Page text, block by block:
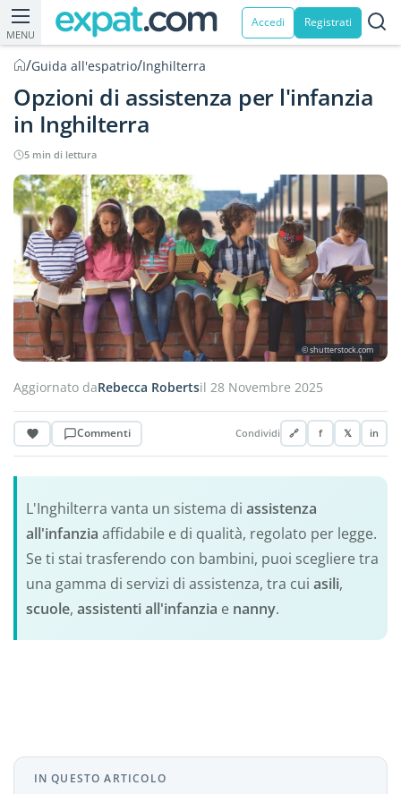
MENU
Accedi Registrati
/Guida all'espatrio/Inghilterra
Opzioni di assistenza per l'infanzia
in Inghilterra
5 min di lettura
© shutterstock.com
Aggiornato daRebecca Robertsil 28 Novembre 2025
Commenti Condividi 🔗 f 𝕏 in
L'Inghilterra vanta un sistema di assistenza
all'infanzia affidabile e di qualità, regolato per legge.
Se ti stai trasferendo con bambini, puoi scegliere tra
una gamma di servizi di assistenza, tra cui asili,
scuole, assistenti all'infanzia e nanny.
IN QUESTO ARTICOLO